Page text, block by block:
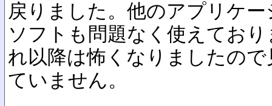
戻りました。他のアプリケー
ソフトも問題なく使えてお
れ以降は怖くなりましたので
ていません。